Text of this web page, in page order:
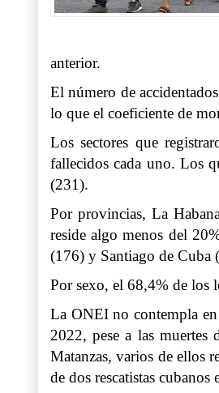
anterior.
El número de
lo que el coeficiente de
Los sectores que
fallecidos cada uno. Los
(231).
Por provincias, La
reside algo menos del
(176) y Santiago de Cuba
Por sexo, el 68,4% de los
La ONEI no contempla
2022, pese a las muertes
Matanzas, varios de ellos
de dos rescatistas